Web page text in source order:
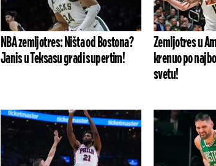
NBA zemljotres: Ništa od Bostona?
Janis u Teksasu gradi supertim!
Zemljotres u
krenuo po
svetu!